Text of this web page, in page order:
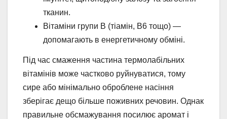
тканин.
Вітаміни групи B (тіамін, B6 тощо) —
допомагають в енергетичному обміні.
Під час смаження частина термолабільних
вітамінів може частково руйнуватися, тому
сире або мінімально оброблене насіння
зберігає дещо більше поживних речовин. Однак
правильне обсмажування посилює аромат і